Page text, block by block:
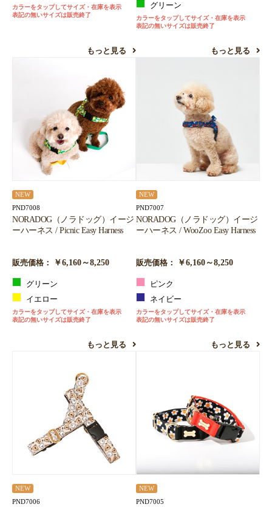
カラーをタップしてサイズ・在庫を表示
表記の無いサイズは販売終了
もっと見る
グリーン
カラーをタップしてサイズ・在庫を表示
表記の無いサイズは販売終了
もっと見る
NEW
PND7008
NORADOG（ノラドッグ）イージ
ーハーネス / Picnic Easy Harness
販売価格： ￥6,160～8,250
グリーン
イエロー
カラーをタップしてサイズ・在庫を表示
表記の無いサイズは販売終了
もっと見る
NEW
PND7007
NORADOG（ノラドッグ）イージ
ーハーネス / WooZoo Easy Harness
販売価格： ￥6,160～8,250
ピンク
ネイビー
カラーをタップしてサイズ・在庫を表示
表記の無いサイズは販売終了
もっと見る
NEW
PND7006
NEW
PND7005